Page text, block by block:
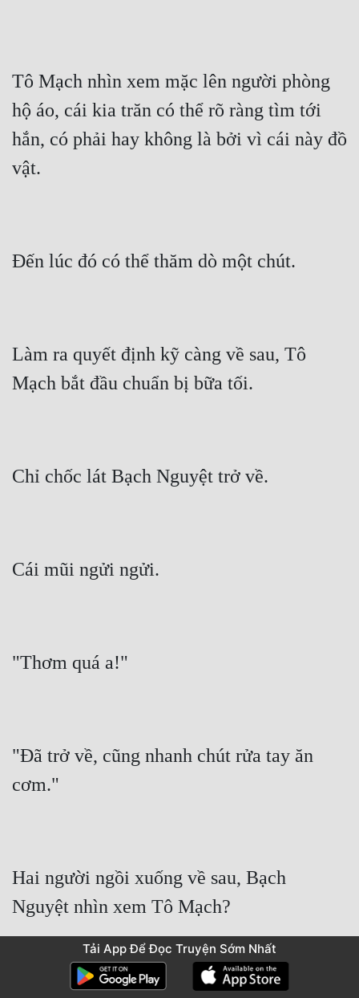
Tô Mạch nhìn xem mặc lên người phòng
hộ áo, cái kia trăn có thể rõ ràng tìm tới
hắn, có phải hay không là bởi vì cái này đồ
vật.
Đến lúc đó có thể thăm dò một chút.
Làm ra quyết định kỹ càng về sau, Tô
Mạch bắt đầu chuẩn bị bữa tối.
Chỉ chốc lát Bạch Nguyệt trở về.
Cái mũi ngửi ngửi.
"Thơm quá a!"
"Đã trở về, cũng nhanh chút rửa tay ăn
cơm."
Hai người ngồi xuống về sau, Bạch
Nguyệt nhìn xem Tô Mạch?
Tải App Để Đọc Truyện Sớm Nhất